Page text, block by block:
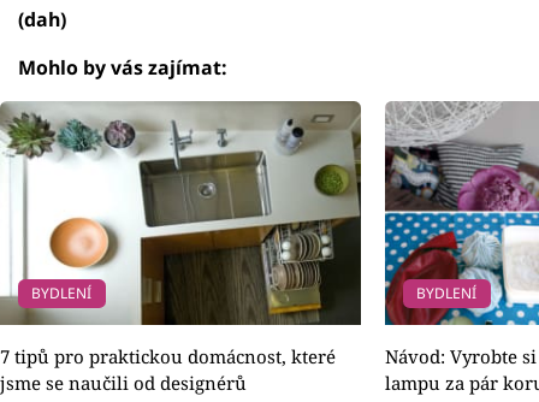
(dah)
Mohlo by vás zajímat:
BYDLENÍ
7 tipů pro praktickou domácnost, které
jsme se naučili od designérů
BYDLENÍ
Návod: Vyrobte
lampu za pár